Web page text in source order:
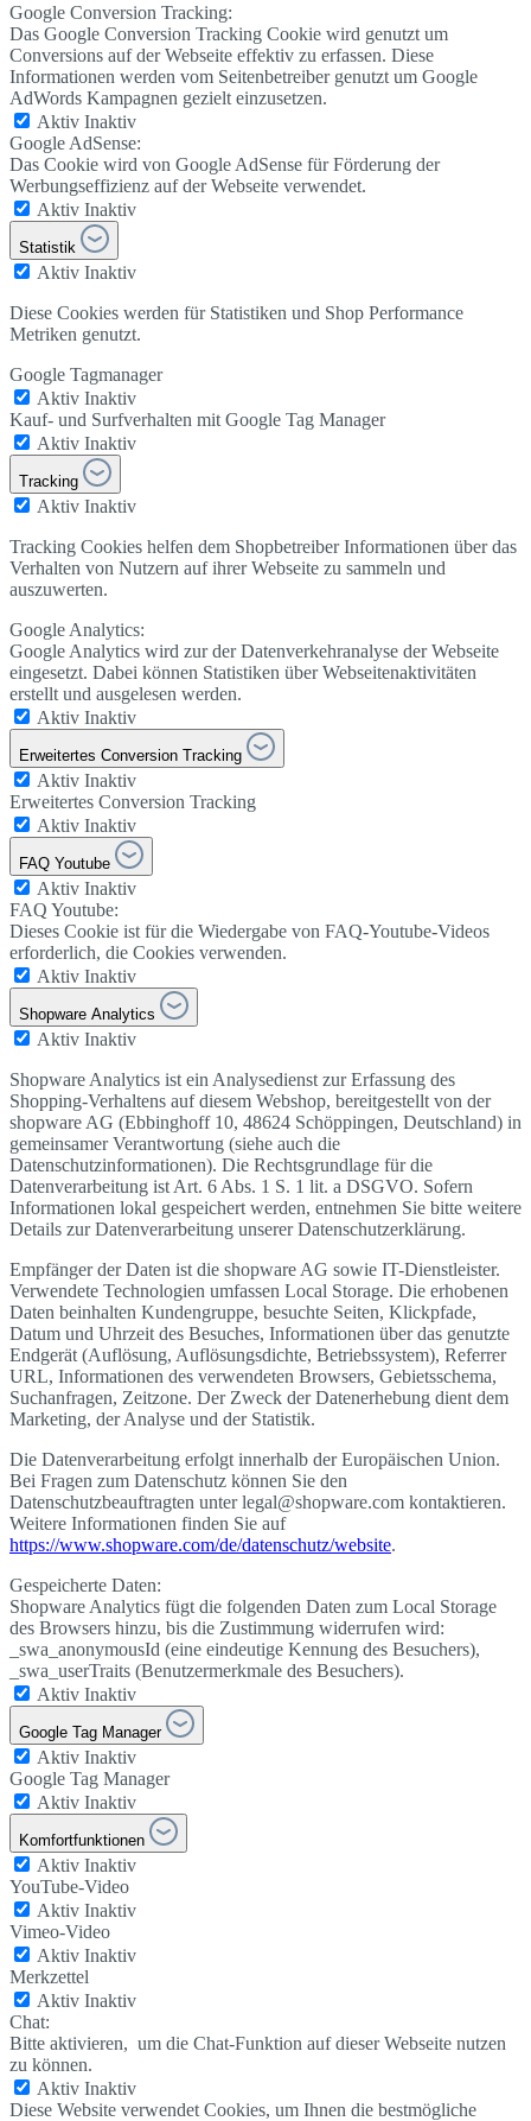
Google Conversion Tracking:
Das Google Conversion Tracking Cookie wird genutzt um
Conversions auf der Webseite effektiv zu erfassen. Diese
Informationen werden vom Seitenbetreiber genutzt um Google
AdWords Kampagnen gezielt einzusetzen.
Aktiv Inaktiv
Google AdSense:
Das Cookie wird von Google AdSense für Förderung der
Werbungseffizienz auf der Webseite verwendet.
Aktiv Inaktiv
Statistik
Aktiv Inaktiv
Diese Cookies werden für Statistiken und Shop Performance
Metriken genutzt.
Google Tagmanager
Aktiv Inaktiv
Kauf- und Surfverhalten mit Google Tag Manager
Aktiv Inaktiv
Tracking
Aktiv Inaktiv
Tracking Cookies helfen dem Shopbetreiber Informationen über das
Verhalten von Nutzern auf ihrer Webseite zu sammeln und
auszuwerten.
Google Analytics:
Google Analytics wird zur der Datenverkehranalyse der Webseite
eingesetzt. Dabei können Statistiken über Webseitenaktivitäten
erstellt und ausgelesen werden.
Aktiv Inaktiv
Erweitertes Conversion Tracking
Aktiv Inaktiv
Erweitertes Conversion Tracking
Aktiv Inaktiv
FAQ Youtube
Aktiv Inaktiv
FAQ Youtube:
Dieses Cookie ist für die Wiedergabe von FAQ-Youtube-Videos
erforderlich, die Cookies verwenden.
Aktiv Inaktiv
Shopware Analytics
Aktiv Inaktiv
Shopware Analytics ist ein Analysedienst zur Erfassung des
Shopping-Verhaltens auf diesem Webshop, bereitgestellt von der
shopware AG (Ebbinghoff 10, 48624 Schöppingen, Deutschland) in
gemeinsamer Verantwortung (siehe auch die
Datenschutzinformationen). Die Rechtsgrundlage für die
Datenverarbeitung ist Art. 6 Abs. 1 S. 1 lit. a DSGVO. Sofern
Informationen lokal gespeichert werden, entnehmen Sie bitte weitere
Details zur Datenverarbeitung unserer Datenschutzerklärung.
Empfänger der Daten ist die shopware AG sowie IT-Dienstleister.
Verwendete Technologien umfassen Local Storage. Die erhobenen
Daten beinhalten Kundengruppe, besuchte Seiten, Klickpfade,
Datum und Uhrzeit des Besuches, Informationen über das genutzte
Endgerät (Auflösung, Auflösungsdichte, Betriebssystem), Referrer
URL, Informationen des verwendeten Browsers, Gebietsschema,
Suchanfragen, Zeitzone. Der Zweck der Datenerhebung dient dem
Marketing, der Analyse und der Statistik.
Die Datenverarbeitung erfolgt innerhalb der Europäischen Union.
Bei Fragen zum Datenschutz können Sie den
Datenschutzbeauftragten unter legal@shopware.com kontaktieren.
Weitere Informationen finden Sie auf
https://www.shopware.com/de/datenschutz/website.
Gespeicherte Daten:
Shopware Analytics fügt die folgenden Daten zum Local Storage
des Browsers hinzu, bis die Zustimmung widerrufen wird:
_swa_anonymousId (eine eindeutige Kennung des Besuchers),
_swa_userTraits (Benutzermerkmale des Besuchers).
Aktiv Inaktiv
Google Tag Manager
Aktiv Inaktiv
Google Tag Manager
Aktiv Inaktiv
Komfortfunktionen
Aktiv Inaktiv
YouTube-Video
Aktiv Inaktiv
Vimeo-Video
Aktiv Inaktiv
Merkzettel
Aktiv Inaktiv
Chat:
Bitte aktivieren, um die Chat-Funktion auf dieser Webseite nutzen
zu können.
Aktiv Inaktiv
Diese Website verwendet Cookies, um Ihnen die bestmögliche